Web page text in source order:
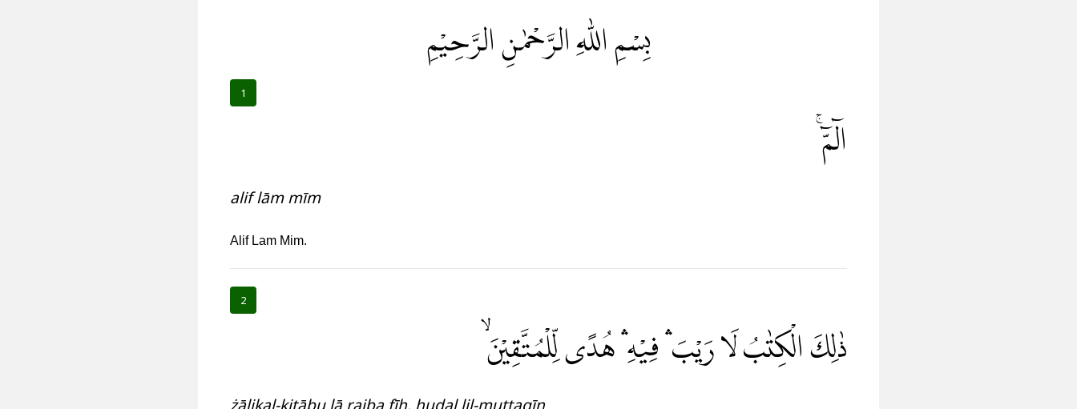
بِسْمِ اللّٰهِ الرَّحْمٰنِ الرَّحِيْمِ
1
الۤمّۤ ۚ
alif lām mīm
Alif Lam Mim.
2
ذٰلِكَ الْكِتٰبُ لَا رَيْبَ ۛ فِيْهِ ۛ هُدًى لِّلْمُتَّقِيْنَۙ